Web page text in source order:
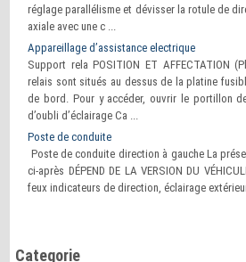
réglage parallélisme et dévisser la rotule de
axiale avec une c ...
Appareillage d’assistance electrique
Support rela POSITION ET AFFECTATION
relais sont situés au dessus de la platine
de bord. Pour y accéder, ouvrir le portillon
d’oubli d’éclairage Ca ...
Poste de conduite
Poste de conduite direction à gauche La
ci-après DÉPEND DE LA VERSION DU
feux indicateurs de direction, éclairage
Categorie